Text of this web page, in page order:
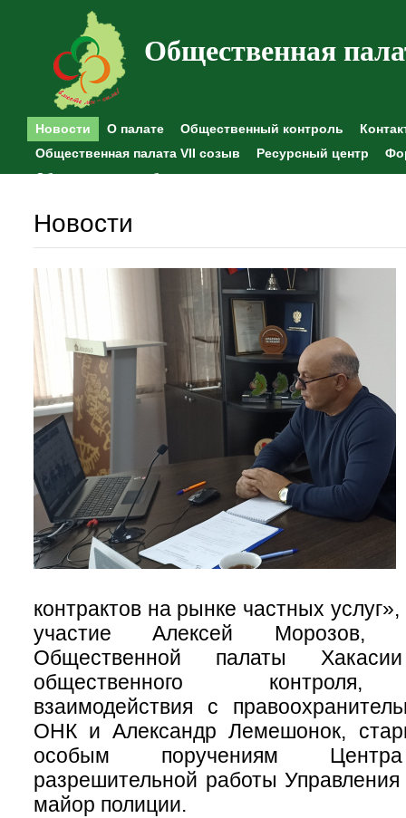
Общественная
Новости О палате Общественный контроль
Общественная палата VII созыв
Ресурсный центр
Общественные наблюдения
Новости
контрактов на рынке частных
участие Алексей Морозов,
Общественной палаты
общественного контроля,
взаимодействия с
ОНК и Александр Лемешонок,
особым поручениям
разрешительной работы
майор полиции.